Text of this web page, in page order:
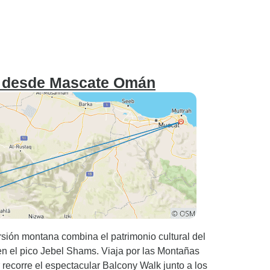
Mascate Omán
montana combina el patrimonio cultural del
el pico Jebel Shams. Viaja por las Montañas
el espectacular Balcony Walk junto a los